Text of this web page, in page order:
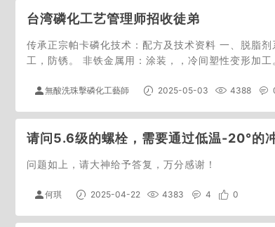
台湾磷化工艺管理师招收徒弟
传承正宗帕卡磷化技术：配方及技术资料 一、脱脂
工，防锈。 非铁金属用：涂装，，冷间塑性变形加
無酸洗珠擊磷化工藝師 2025-05-03 4388
请问5.6级的螺栓，需要通过低温-20°的
问题如上，请大神给予答复，万分感谢！
何琪 2025-04-22 4383 4 0